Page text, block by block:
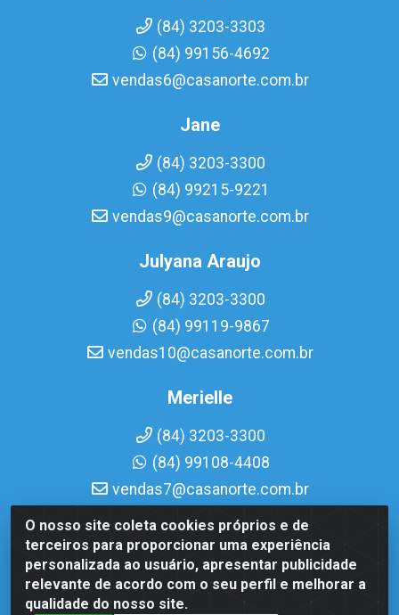
O nosso site coleta cookies próprios e de
terceiros para proporcionar uma experiência
personalizada ao usuário, apresentar publicidade
relevante de acordo com o seu perfil e melhorar a
qualidade do nosso site.
(84) 3203-3303
(84) 99156-4692
vendas6@casanorte.com.br
Jane
(84) 3203-3300
(84) 99215-9221
vendas9@casanorte.com.br
Julyana Araujo
(84) 3203-3300
(84) 99119-9867
vendas10@casanorte.com.br
Merielle
(84) 3203-3300
(84) 99108-4408
vendas7@casanorte.com.br
Casa Norte LTDA - Av. Interventor Mário Câmara, 1815 -
Dix-Sept Rosado, Natal/RN - CEP 59054-600 - CNPJ
08.713.513/0001-51